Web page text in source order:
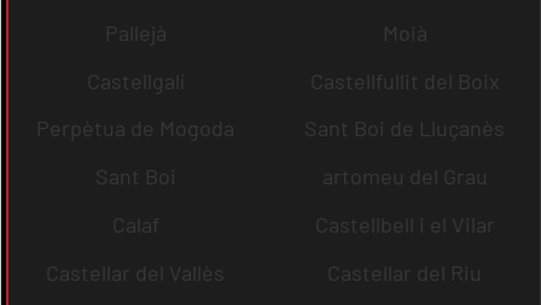
Pallejà
Moià
Castellgalí
Castellfullit del Boix
Perpètua de Mogoda
Sant Boi de Lluçanès
Sant Boi
artomeu del Grau
Calaf
Castellbell i el Vilar
Castellar del Vallès
Castellar del Riu